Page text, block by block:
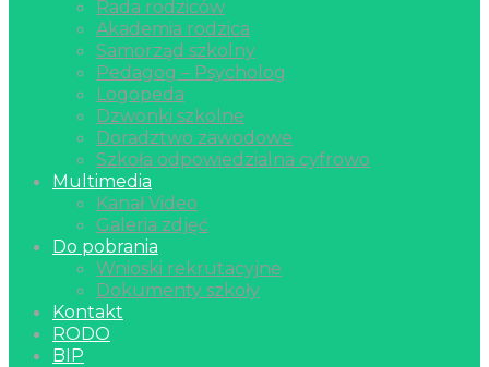
Rada rodziców
Akademia rodzica
Samorząd szkolny
Pedagog – Psycholog
Logopeda
Dzwonki szkolne
Doradztwo zawodowe
Szkoła odpowiedzialna cyfrowo
Multimedia
Kanał Video
Galeria zdjęć
Do pobrania
Wnioski rekrutacyjne
Dokumenty szkoły
Kontakt
RODO
BIP